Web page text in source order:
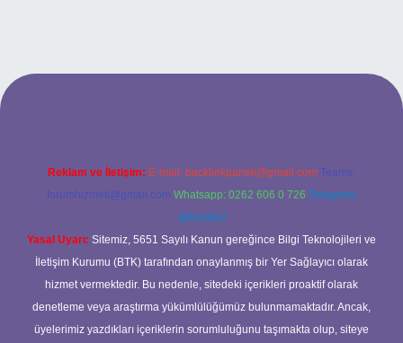
bahis sitesi
Reklam ve İletişim: E-mail: backlinkpaneli@gmail.com Teams:
forumhizmeti@gmail.com Whatsapp: 0262 606 0 726 Telegram:
@karabul
Yasal Uyarı: Sitemiz, 5651 Sayılı Kanun gereğince Bilgi Teknolojileri ve
İletişim Kurumu (BTK) tarafından onaylanmış bir Yer Sağlayıcı olarak
hizmet vermektedir. Bu nedenle, sitedeki içerikleri proaktif olarak
denetleme veya araştırma yükümlülüğümüz bulunmamaktadır. Ancak,
üyelerimiz yazdıkları içeriklerin sorumluluğunu taşımakta olup, siteye